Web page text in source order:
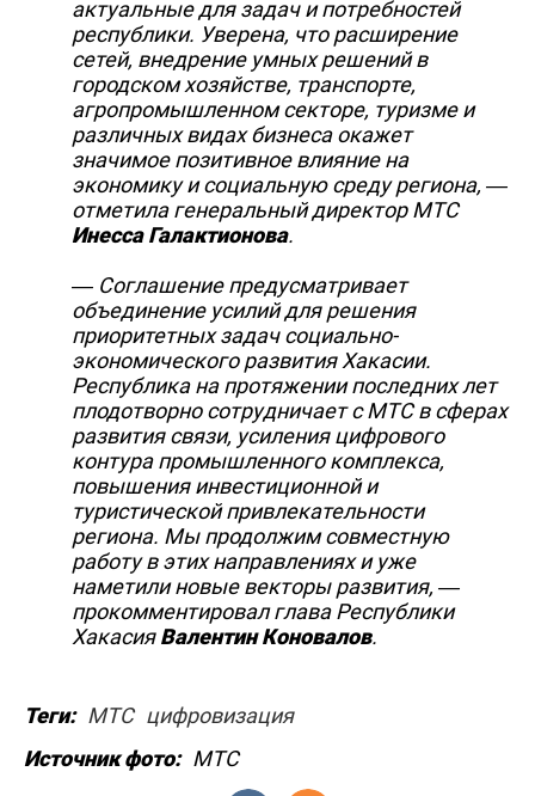
актуальные для задач и потребностей
республики. Уверена, что расширение
сетей, внедрение умных решений в
городском хозяйстве, транспорте,
агропромышленном секторе, туризме и
различных видах бизнеса окажет
значимое позитивное влияние на
экономику и социальную среду региона, —
отметила генеральный директор МТС
Инесса Галактионова.
— Соглашение предусматривает
объединение усилий для решения
приоритетных задач социально-
экономического развития Хакасии.
Республика на протяжении последних лет
плодотворно сотрудничает с МТС в сферах
развития связи, усиления цифрового
контура промышленного комплекса,
повышения инвестиционной и
туристической привлекательности
региона. Мы продолжим совместную
работу в этих направлениях и уже
наметили новые векторы развития, —
прокомментировал глава Республики
ХакасияВалентин Коновалов.
Теги: МТС цифровизация
Источник фото: МТС